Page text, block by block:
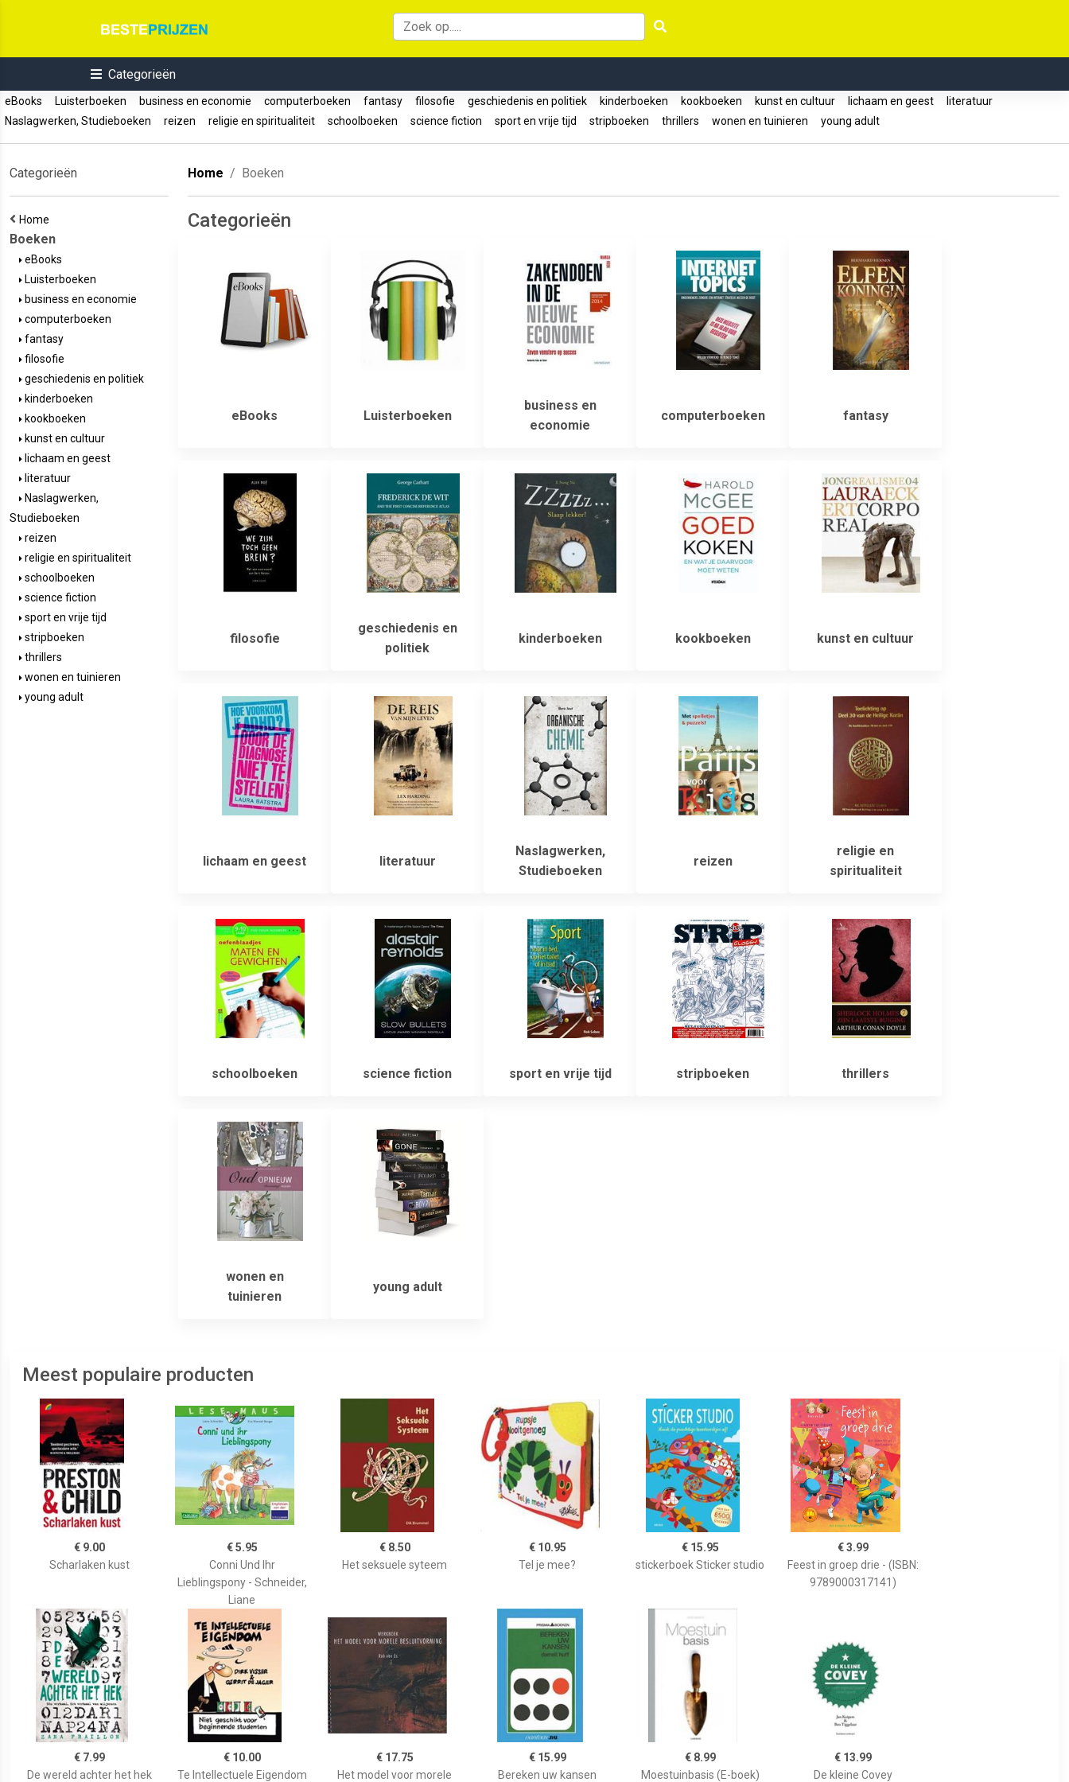
Categorieën
eBooks Luisterboeken business en economie computerboeken fantasy filosofie geschiedenis en politiek kinderboeken kookboeken kunst en cultuur lichaam en geest
literatuur
Naslagwerken, Studieboeken
reizen religie en spiritualiteit schoolboeken science fiction sport en vrije tijd stripboeken thrillers wonen en tuinieren young adult
Categorieën
Home
Boeken
eBooks
Luisterboeken
business en economie
computerboeken
fantasy
filosofie
geschiedenis en politiek
kinderboeken
kookboeken
kunst en cultuur
lichaam en geest
literatuur
Naslagwerken,
Studieboeken
reizen
religie en spiritualiteit
schoolboeken
science fiction
sport en vrije tijd
stripboeken
thrillers
wonen en tuinieren
young adult
Home Boeken
Categorieën
eBooks Luisterboeken
business en
economie
computerboeken fantasy
filosofie
geschiedenis en
politiek
kinderboeken kookboeken kunst en cultuur
lichaam en geest literatuur
Naslagwerken,
Studieboeken
reizen
religie en
spiritualiteit
schoolboeken science fiction sport en vrije tijd stripboeken thrillers
wonen en
tuinieren
young adult
Meest populaire producten
€ 9.00
Scharlaken kust
€ 5.95
Conni Und Ihr
Lieblingspony - Schneider,
Liane
€ 8.50
Het seksuele syteem
€ 10.95
Tel je mee?
€ 15.95
stickerboek Sticker studio
€ 3.99
Feest in groep drie - (ISBN:
9789000317141)
€ 7.99
De wereld achter het hek
€ 10.00
Te Intellectuele Eigendom
€ 17.75
Het model voor morele
€ 15.99
Bereken uw kansen
€ 8.99
Moestuinbasis (E-boek)
€ 13.99
De kleine Covey